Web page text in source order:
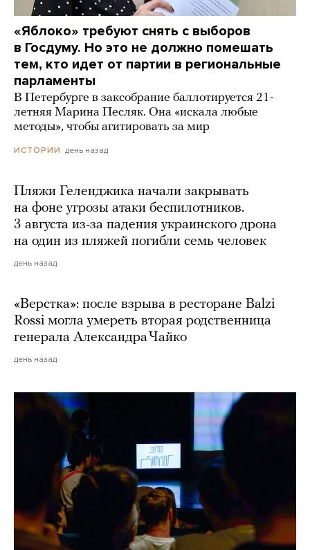
«Яблоко» требуют снять с выборов
в Госдуму. Но это не должно помешать
тем, кто идет от партии в региональные
парламенты
В Петербурге в заксобрание баллотируется 21-
летняя Марина Песляк. Она «искала любые
методы», чтобы агитировать за мир
ИСТОРИИ день назад
Пляжи Геленджика начали закрывать
на фоне угрозы атаки беспилотников.
3 августа из-за падения украинского дрона
на один из пляжей погибли семь человек
день назад
«Верстка»: после взрыва в ресторане Balzi
Rossi могла умереть вторая родственница
генерала Александра Чайко
день назад